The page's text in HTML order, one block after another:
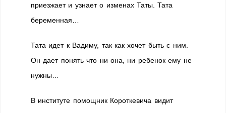
приезжает и узнает о изменах Таты. Тата
беременная…
Тата идет к Вадиму, так как хочет быть с ним.
Он дает понять что ни она, ни ребенок ему не
нужны…
В институте помощник Короткевича видит